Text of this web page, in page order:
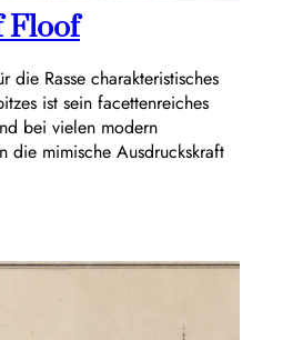
Floof
die Rasse charakteristisches
ist sein facettenreiches
bei vielen modern
die mimische Ausdruckskraft